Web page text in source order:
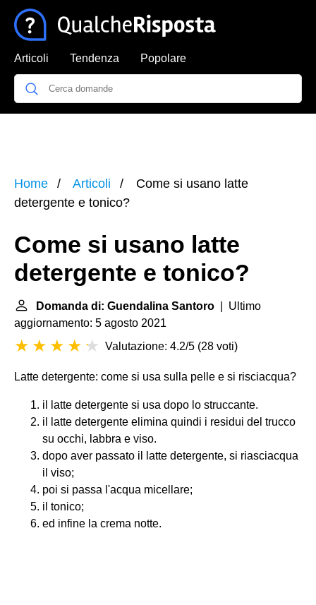
Articoli Tendenza Popolare
Home Articoli
Come si usano latte
detergente e tonico?
Come si usano latte
detergente e tonico?
Domanda di: Guendalina Santoro | Ultimo
aggiornamento: 5 agosto 2021
Valutazione: 4.2/5 (28 voti)
Latte detergente: come si usa sulla pelle e si risciacqua?
il latte detergente si usa dopo lo struccante.
il latte detergente elimina quindi i residui del trucco
su occhi, labbra e viso.
dopo aver passato il latte detergente, si riasciacqua
il viso;
poi si passa l'acqua micellare;
il tonico;
ed infine la crema notte.